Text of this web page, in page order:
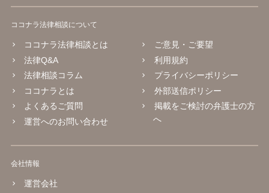
ココナラ法律相談について
ココナラ法律相談とは
法律Q&A
法律相談コラム
ココナラとは
よくあるご質問
運営へのお問い合わせ
ご意見・ご要望
利用規約
プライバシーポリシー
外部送信ポリシー
掲載をご検討の弁護士の方
へ
会社情報
運営会社